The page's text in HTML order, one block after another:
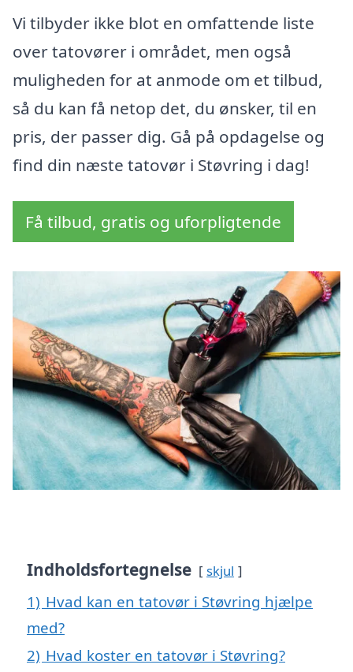
Vi tilbyder ikke blot en omfattende liste
over tatovører i området, men også
muligheden for at anmode om et tilbud,
så du kan få netop det, du ønsker, til en
pris, der passer dig. Gå på opdagelse og
find din næste tatovør i Støvring i dag!
Få tilbud, gratis og uforpligtende
Indholdsfortegnelse skjul
1) Hvad kan en tatovør i Støvring hjælpe
med?
2) Hvad koster en tatovør i Støvring?